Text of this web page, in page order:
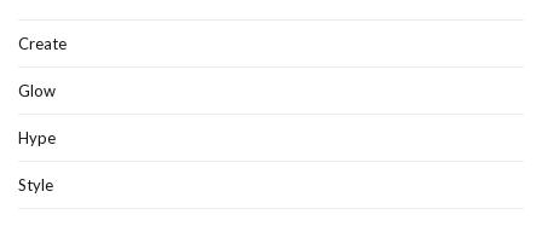
Create
Glow
Hype
Style